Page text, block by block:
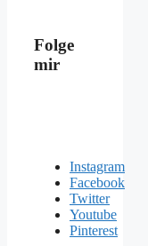
Folge
mir
Instagram
Facebook
Twitter
Youtube
Pinterest